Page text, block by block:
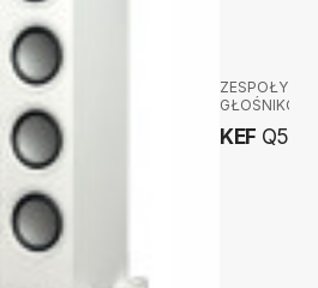
ZESPOŁY
KEF Q550